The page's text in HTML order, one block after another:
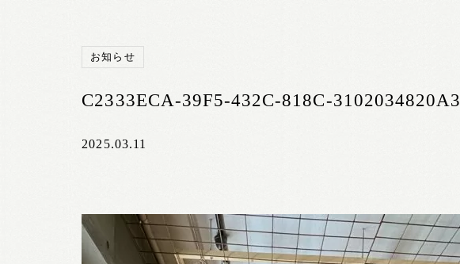
お知らせ
C2333ECA-39F5-432C-818C-3102034820A3
2025.03.11